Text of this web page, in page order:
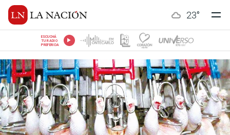
23°
ESCUCHÁ
TU RADIO
PREFERIDA